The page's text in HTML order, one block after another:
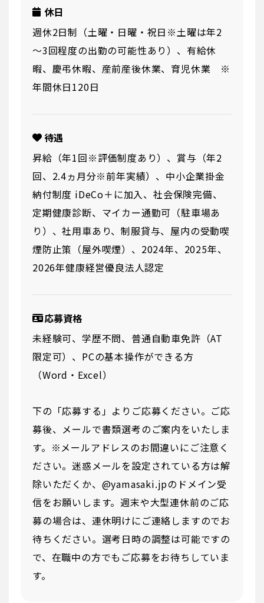
休日
週休2日制（土曜・日曜・祝日※土曜は年2
～3回程度の出勤の可能性あり）、有給休
暇、慶弔休暇、産前産後休業、育児休業 ※
年間休日120日
待遇
昇給（年1回※評価制度あり）、賞与（年2
回、2.4ヵ月分※前年実績）、中小企業掛金
納付制度 iDeCo＋に加入、社会保険完備、
定期健康診断、マイカー通勤可（駐車場あ
り）、社用車あり、制服貸与、屋内の受動喫
煙防止策（屋外喫煙）、2024年、2025年、
2026年健康経営優良法人認定
応募資格
未経験可、学歴不問、普通自動車免許（AT
限定可）、PCの基本操作ができる方
（Word・Excel）
下の「応募する」よりご応募ください。ご応
募後、メールで書類選考のご案内をいたしま
す。※メールアドレスのお間違いにご注意く
ださい。迷惑メールを設定されている方は解
除いただくか、@yamasaki.jpのドメイン受
信をお願いします。週末や大型連休前のご応
募の場合は、連休明けにご連絡しますのでお
待ちください。選考日時の調整は可能ですの
で、在職中の方でもご応募をお待ちしていま
す。